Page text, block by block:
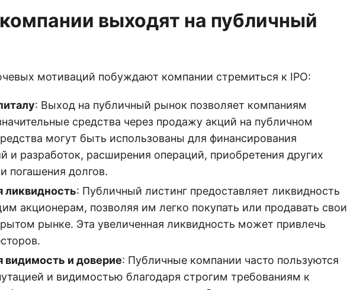
выходят на публичный
мотиваций побуждают компании стремиться к IPO:
: Выход на публичный рынок позволяет компаниям
средства через продажу акций на публичном
могут быть использованы для финансирования
и разработок, расширения операций, приобретения других
погашения долгов.
ликвидность: Публичный листинг предоставляет ликвидность
акционерам, позволяя им легко покупать или продавать свои
рынке. Эта увеличенная ликвидность может привлечь
видимость и доверие: Публичные компании часто пользуются
и видимостью благодаря строгим требованиям к